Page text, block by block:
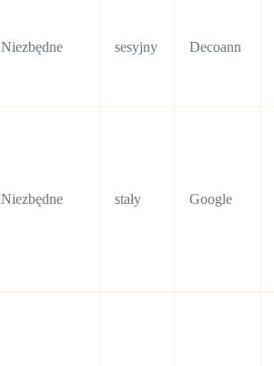
Niezbędne sesyjny Decoann
Niezbędne stały Google